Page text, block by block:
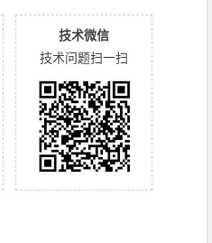
技术微信
技术问题扫一扫